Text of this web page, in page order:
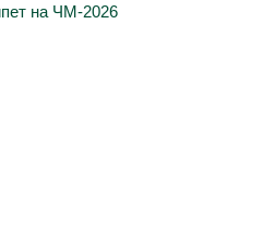
на ЧМ-2026